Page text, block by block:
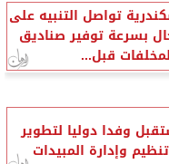
تواصل التنبيه على
بسرعة توفير صناديق
قبل...
وفدا دوليا لتطوير
وإدارة المبيدات